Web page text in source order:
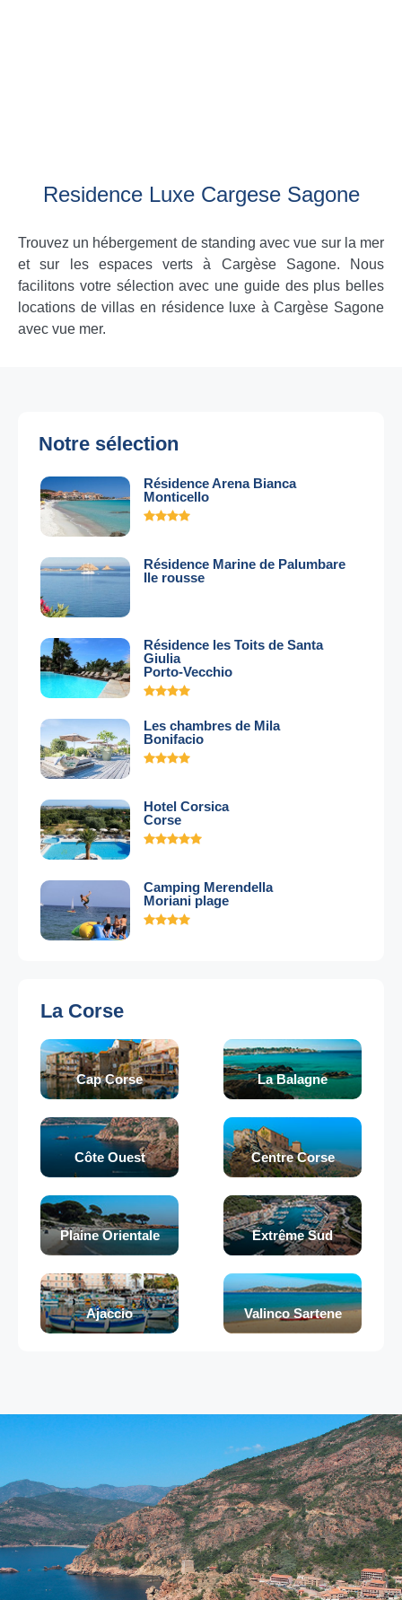
Residence Luxe Cargese Sagone
Trouvez un hébergement de standing avec vue sur la mer
et sur les espaces verts à Cargèse Sagone. Nous
facilitons votre sélection avec une guide des plus belles
locations de villas en résidence luxe à Cargèse Sagone
avec vue mer.
Notre sélection
Résidence Arena Bianca
Monticello
Résidence Marine de Palumbare
Ile rousse
Résidence les Toits de Santa
Giulia
Porto-Vecchio
Les chambres de Mila
Bonifacio
Hotel Corsica
Corse
Camping Merendella
Moriani plage
La Corse
Cap Corse La Balagne
Côte Ouest Centre Corse
Plaine Orientale Extrême Sud
Ajaccio Valinco Sartene